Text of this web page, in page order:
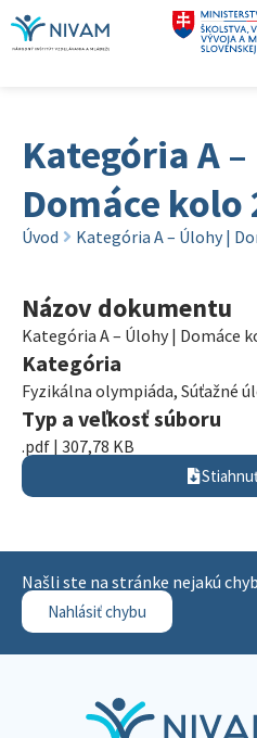
Kategória A
Domáce kolo
Úvod Kategória A – Úlohy |
Názov dokumentu
Kategória A – Úlohy | Domáce
Kategória
Fyzikálna olympiáda, Súťažné
Typ a veľkosť súboru
.pdf | 307,78 KB
Našli ste na stránke nejakú
Nahlásiť chybu